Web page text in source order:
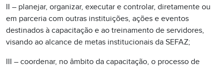
II – planejar, organizar, executar e controlar, diretamente ou
em parceria com outras instituições, ações e eventos
destinados à capacitação e ao treinamento de servidores,
visando ao alcance de metas institucionais da SEFAZ;
III – coordenar, no âmbito da capacitação, o processo de